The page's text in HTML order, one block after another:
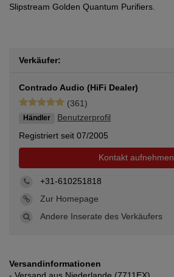
Slipstream Golden Quantum Purifiers.
Verkäufer:
Contrado Audio (HiFi Dealer)
(361)
Händler
Benutzerprofil
Registriert seit 07/2005
Kontakt aufnehmen
+31-610251818
Zur Homepage
Andere Inserate des Verkäufers
Versandinformationen